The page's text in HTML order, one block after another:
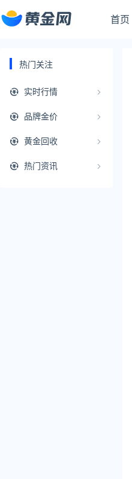
首页
热门关注
实时行情
品牌金价
黄金回收
热门资讯